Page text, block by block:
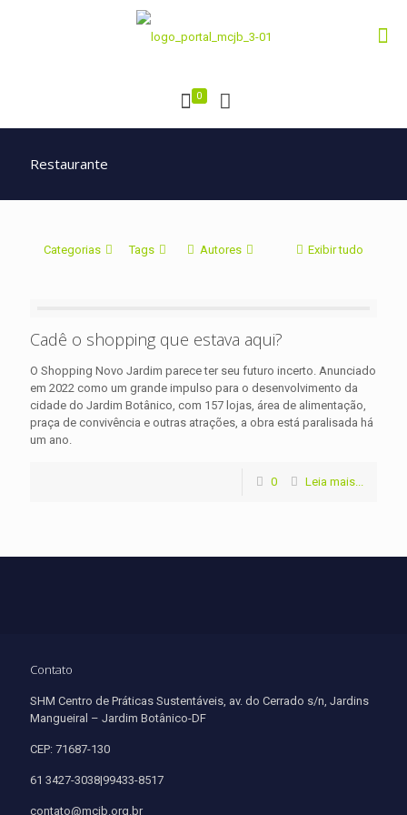
0
Restaurante
Categorias Tags Autores Exibir tudo
Cadê o shopping que estava aqui?
O Shopping Novo Jardim parece ter seu futuro incerto. Anunciado
em 2022 como um grande impulso para o desenvolvimento da
cidade do Jardim Botânico, com 157 lojas, área de alimentação,
praça de convivência e outras atrações, a obra está paralisada há
um ano.
0 Leia mais...
Contato
SHM Centro de Práticas Sustentáveis, av. do Cerrado s/n, Jardins
Mangueiral – Jardim Botânico-DF
CEP: 71687-130
61 3427-3038|99433-8517
contato@mcjb.org.br